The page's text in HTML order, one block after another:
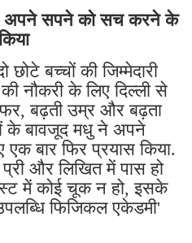
अपने सपने को सच करने के
बच्चों की जिम्मेदारी
नौकरी के लिए दिल्ली से
बढ़ती उम्र और बढ़ता
के बावजूद मधु ने अपने
बार फिर प्रयास किया.
प्री और लिखित में पास हो
में कोई चूक न हो, इसके
फिजिकल एकेडमी'